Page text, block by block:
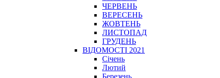
ЧЕРВЕНЬ
ВЕРЕСЕНЬ
ЖОВТЕНЬ
ЛИСТОПАД
ГРУДЕНЬ
ВІДОМОСТІ 2021
Січень
Лютий
Березень